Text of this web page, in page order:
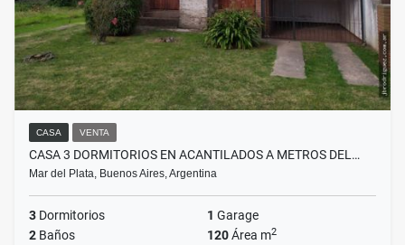
CASA VENTA
CASA 3 DORMITORIOS EN ACANTILADOS A METROS DEL…
Mar del Plata, Buenos Aires, Argentina
3 Dormitorios 1 Garage
2 Baños 120Área m2